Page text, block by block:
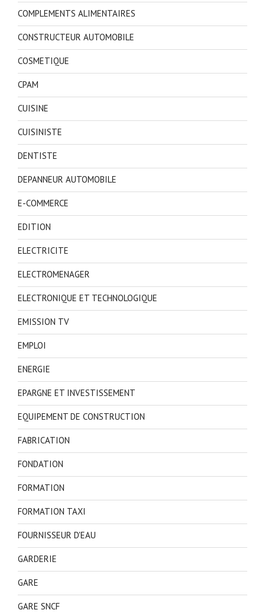
COMPLEMENTS ALIMENTAIRES
CONSTRUCTEUR AUTOMOBILE
COSMETIQUE
CPAM
CUISINE
CUISINISTE
DENTISTE
DEPANNEUR AUTOMOBILE
E-COMMERCE
EDITION
ELECTRICITE
ELECTROMENAGER
ELECTRONIQUE ET TECHNOLOGIQUE
EMISSION TV
EMPLOI
ENERGIE
EPARGNE ET INVESTISSEMENT
EQUIPEMENT DE CONSTRUCTION
FABRICATION
FONDATION
FORMATION
FORMATION TAXI
FOURNISSEUR D'EAU
GARDERIE
GARE
GARE SNCF